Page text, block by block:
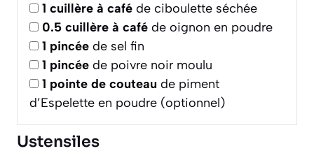
1 cuillère à café de ciboulette séchée
0.5 cuillère à café de oignon en poudre
1 pincée de sel fin
1 pincée de poivre noir moulu
1 pointe de couteau de piment
d’Espelette en poudre (optionnel)
Ustensiles